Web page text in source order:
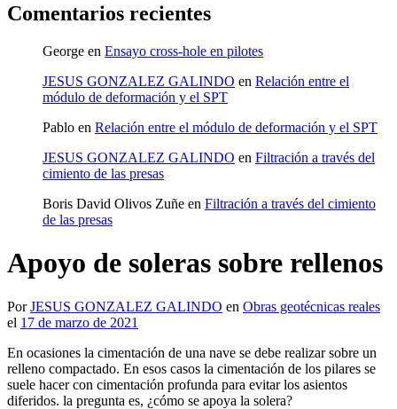
Comentarios recientes
George en Ensayo cross-hole en pilotes
JESUS GONZALEZ GALINDO en Relación entre el
módulo de deformación y el SPT
Pablo en Relación entre el módulo de deformación y el SPT
JESUS GONZALEZ GALINDO en Filtración a través del
cimiento de las presas
Boris David Olivos Zuñe en Filtración a través del cimiento
de las presas
Apoyo de soleras sobre rellenos
PorJESUS GONZALEZ GALINDO en Obras geotécnicas reales
el 17 de marzo de 2021
En ocasiones la cimentación de una nave se debe realizar sobre un
relleno compactado. En esos casos la cimentación de los pilares se
suele hacer con cimentación profunda para evitar los asientos
diferidos. la pregunta es, ¿cómo se apoya la solera?